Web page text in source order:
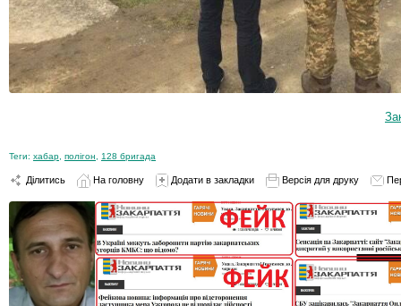
Теги: хабар полігон 128 бригада
Ділитись На головну Додати в закладки Версія для друку